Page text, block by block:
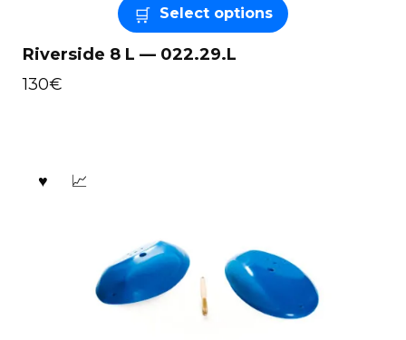
Select options
Riverside 8 L — 022.29.L
130€